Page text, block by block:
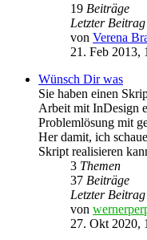
19 Beiträge
Letzter Beitrag
von Verena
21. Feb 2013,
Wünsch Dir was
Sie haben einen
Arbeit mit InDesign
Problemlösung mit
Her damit, ich
Skript realisieren
3 Themen
37 Beiträge
Letzter Beitrag
von
27. Okt 2020,